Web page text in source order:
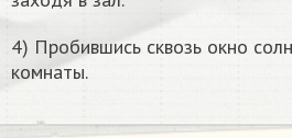
4) Пробившись сквозь окно
комнаты.